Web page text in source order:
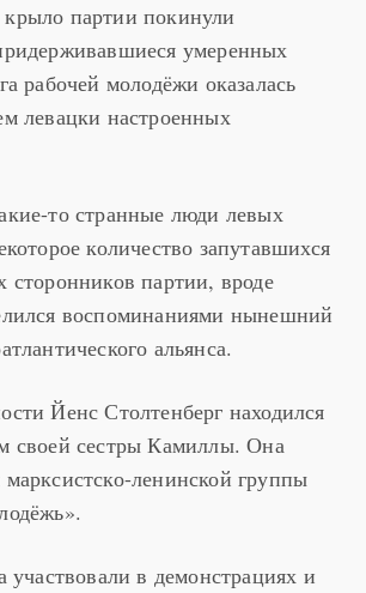
партии покинули
умеренных
рабочей молодёжи оказалась
левацки настроенных
то странные люди левых
количество запутавшихся
сторонников партии, вроде
воспоминаниями нынешний
альянса.
Йенс Столтенберг находился
своей сестры Камиллы. Она
ленинской группы
участвовали в демонстрациях и